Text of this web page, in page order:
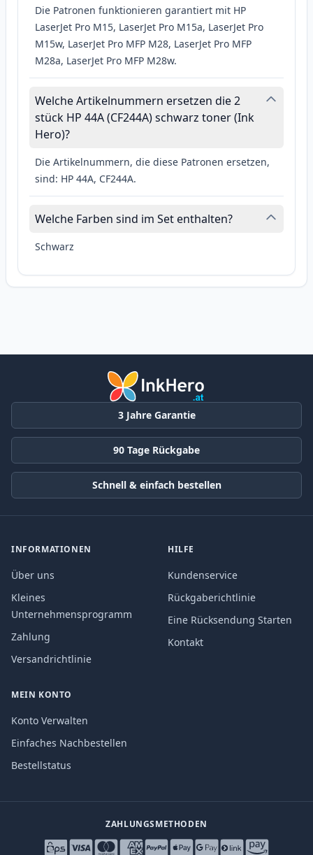
Die Patronen funktionieren garantiert mit HP
LaserJet Pro M15, LaserJet Pro M15a, LaserJet Pro
M15w, LaserJet Pro MFP M28, LaserJet Pro MFP
M28a, LaserJet Pro MFP M28w.
Welche Artikelnummern ersetzen die 2
stück HP 44A (CF244A) schwarz toner (Ink
Hero)?
Die Artikelnummern, die diese Patronen ersetzen,
sind: HP 44A, CF244A.
Welche Farben sind im Set enthalten?
Schwarz
3 Jahre Garantie
90 Tage Rückgabe
Schnell & einfach bestellen
INFORMATIONEN
Über uns
Kleines
Unternehmensprogramm
Zahlung
Versandrichtlinie
HILFE
Kundenservice
Rückgaberichtlinie
Eine Rücksendung Starten
Kontakt
MEIN KONTO
Konto Verwalten
Einfaches Nachbestellen
Bestellstatus
ZAHLUNGSMETHODEN